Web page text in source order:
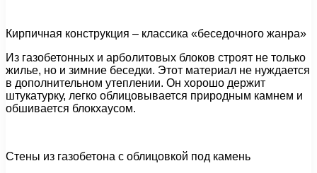
Кирпичная конструкция – классика «беседочного жанра»
Из газобетонных и арболитовых блоков строят не только
жилье, но и зимние беседки. Этот материал не нуждается
в дополнительном утеплении. Он хорошо держит
штукатурку, легко облицовывается природным камнем и
обшивается блокхаусом.
Стены из газобетона с облицовкой под камень